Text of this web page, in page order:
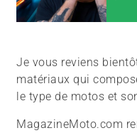
Je vous reviens
matériaux qui
le type de motos et
MagazineMoto.com